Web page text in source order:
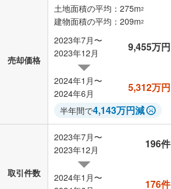
売却価格
土地面積の平均：275m2
建物面積の平均：209m2
2023年7月〜
2023年12月
9,455万円
2024年1月〜
2024年6月
5,312万円
半年間で4,143万円減
取引件数
2023年7月〜
2023年12月
196件
2024年1月〜
176件